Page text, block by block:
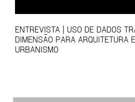
ENTREVISTA | USO DE DADOS
DIMENSÃO PARA ARQUITETURA E
URBANISMO